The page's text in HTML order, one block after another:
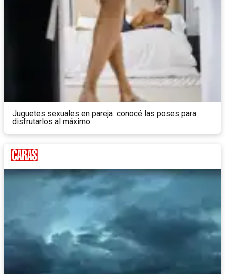
Juguetes sexuales en pareja: conocé las poses para
disfrutarlos al máximo